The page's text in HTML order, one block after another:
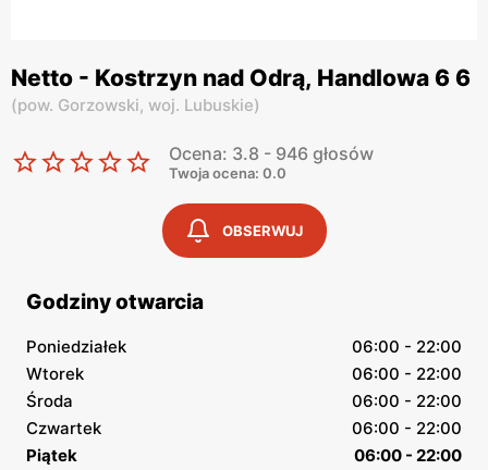
Netto - Kostrzyn nad Odrą, Handlowa 6 6
(pow. Gorzowski, woj. Lubuskie)
Ocena: 3.8 - 946 głosów
Twoja ocena: 0.0
OBSERWUJ
Godziny otwarcia
Poniedziałek
06:00 - 22:00
Wtorek
06:00 - 22:00
Środa
06:00 - 22:00
Czwartek
06:00 - 22:00
Piątek
06:00 - 22:00